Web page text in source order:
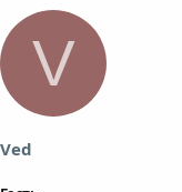
V
Ved